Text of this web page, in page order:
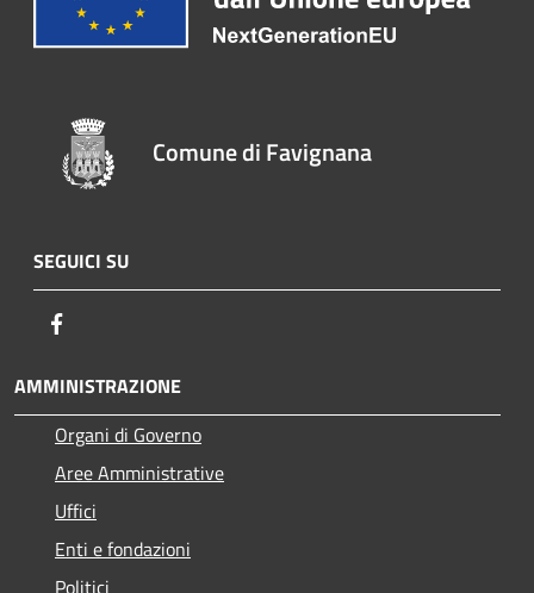
Comune di Favignana
SEGUICI SU
AMMINISTRAZIONE
Organi di Governo
Aree Amministrative
Uffici
Enti e fondazioni
Politici